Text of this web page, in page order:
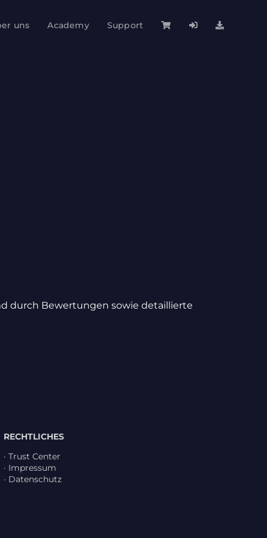
uns Academy Support
durch Bewer­tungen sowie detail­lierte
RECHTLICHES
· Trust Center
· Impressum
· Daten­schutz